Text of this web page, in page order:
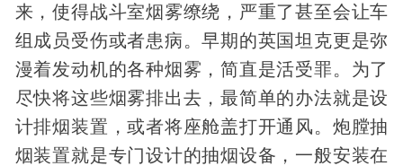
来，使得战斗室烟雾缭绕，严重了甚至会让车
组成员受伤或者患病。早期的英国坦克更是弥
漫着发动机的各种烟雾，简直是活受罪。为了
尽快将这些烟雾排出去，最简单的办法就是设
计排烟装置，或者将座舱盖打开通风。炮膛抽
烟装置就是专门设计的抽烟设备，一般安装在